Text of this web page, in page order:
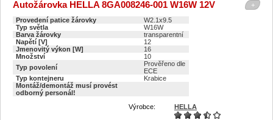
+
Autožárovka HELLA 8GA008246-001 W16W 12V
Provedení patice žárovky
W2.1x9.5
Typ světla
W16W
Barva žárovky
transparentní
Napětí [V]
12
Jmenovitý výkon [W]
16
Množství
10
Typ povolení
Prověřeno dle
ECE
Typ kontejneru
Krabice
Montáž/demontáž musí provést
odborný personál!
Výrobce:
HELLA